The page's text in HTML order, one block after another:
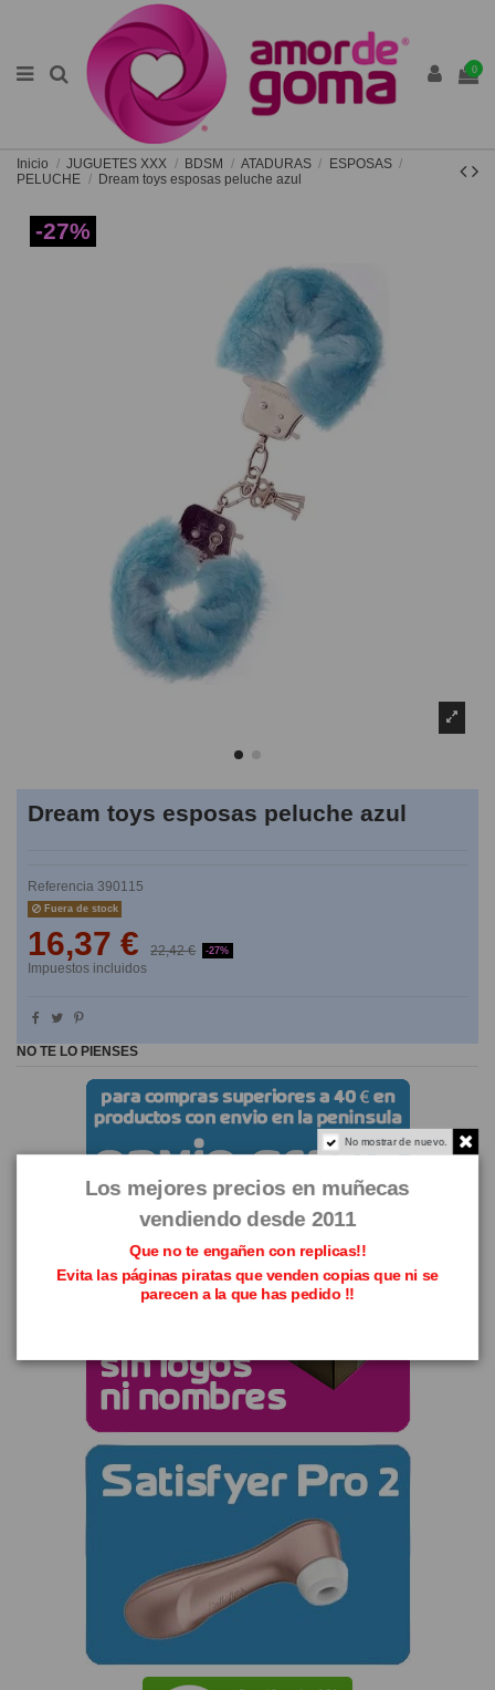
0
Inicio JUGUETES XXX BDSM ATADURAS
ESPOSAS
PELUCHE
Dream toys esposas peluche azul
-27%
Dream toys esposas peluche azul
Referencia 390115
Fuera de stock
16,37 € 22,42 € -27%
Impuestos incluidos
NO TE LO PIENSES
No mostrar de nuevo.
Los mejores precios en muñecas
vendiendo desde 2011
Que no te engañen con replicas!!
Evita las páginas piratas que venden copias que ni se
parecen a la que has pedido !!